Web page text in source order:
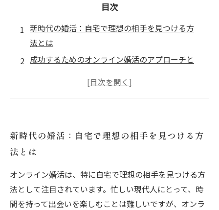
目次
新時代の婚活：自宅で理想の相手を見つける方
法とは
成功するためのオンライン婚活のアプローチと
プロフィール作成のコツ：自分を上手にアピー
通わせる！
数多くの出会いの中から理想の相手を見つける
体験談
オンライン婚活の新常識を活用して幸せな未来
を手に入れよう
新時代の婚活：自宅で理想の相手を見つける方
法とは
オンライン婚活は、特に自宅で理想の相手を見つける方
法として注目されています。忙しい現代人にとって、時
間を持って出会いを楽しむことは難しいですが、オンラ